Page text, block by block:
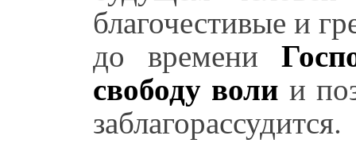
благочестивые и
до времени
свободу воли и
заблагорассудится.